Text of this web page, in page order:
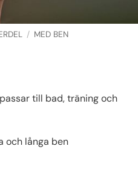
/ MED BEN
till bad, träning och
och långa ben